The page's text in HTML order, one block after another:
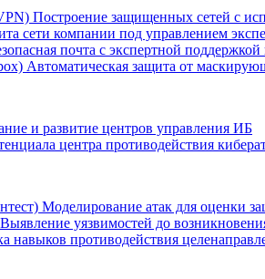
Построение защищенных сетей с
сети компании под управлением
почта с экспертной
Автоматическая защита от
и развитие центров управления ИБ
центра противодействия
Моделирование атак для оценки
Выявление уязвимостей до
навыков противодействия